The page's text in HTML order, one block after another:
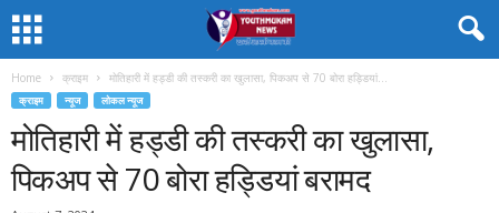
Home क्राइम मोतिहारी में हड्डी की तस्करी का खुलासा, पिकअप से 70 बोरा हड्डियां...
क्राइम न्यूज लोकल न्यूज
मोतिहारी में हड्डी की तस्करी का खुलासा,
पिकअप से 70 बोरा हड्डियां बरामद